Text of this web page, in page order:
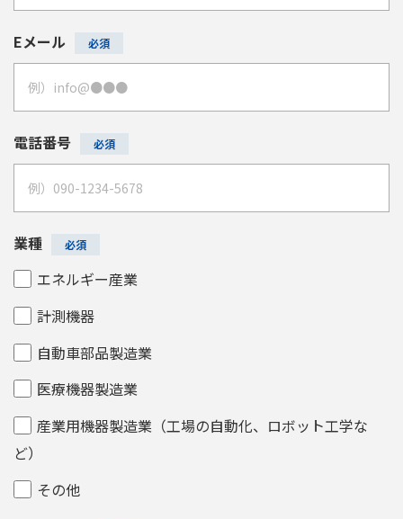
Eメール
電話番号
業種
エネルギー産業
計測機器
自動車部品製造業
医療機器製造業
産業用機器製造業（工場の自動化、ロボット工学な
ど）
その他